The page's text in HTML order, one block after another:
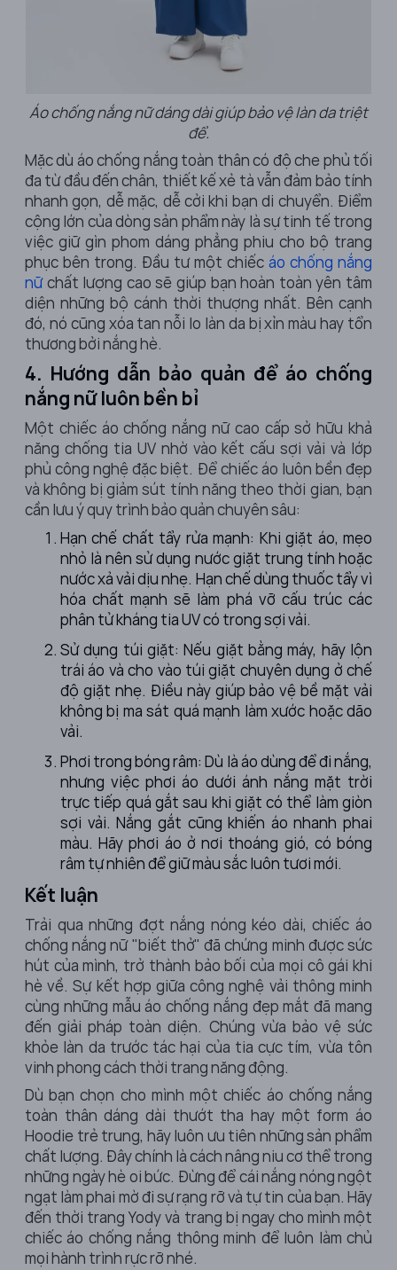
Áo chống nắng nữ dáng dài giúp bảo vệ làn da triệt
để.
Mặc dù áo chống nắng toàn thâncó độ che phủ tối
đa từ đầu đến chân, thiết kế xẻ tà vẫn đảm bảo tính
nhanh gọn, dễ mặc, dễ cởi khi bạn di chuyển. Điểm
cộng lớn của dòng sản phẩm này là sự tinh tế trong
việc giữ gìn phom dáng phẳng phiu cho bộ trang
phục bên trong. Đầu tư một chiếc áo chống nắng
nữchất lượng cao sẽ giúp bạn hoàn toàn yên tâm
diện những bộ cánh thời thượng nhất. Bên cạnh
đó, nó cũng xóa tan nỗi lo làn da bị xỉn màu hay tổn
thương bởi nắng hè.
4. Hướng dẫn bảo quản để áo chống
nắng nữ luôn bền bỉ
Một chiếc áo chống nắng nữcao cấp sở hữu khả
năng chống tia UV nhờ vào kết cấu sợi vải và lớp
phủ công nghệ đặc biệt. Để chiếc áo luôn bền đẹp
và không bị giảm sút tính năng theo thời gian, bạn
cần lưu ý quy trình bảo quản chuyên sâu:
Hạn chế chất tẩy rửa mạnh: Khi giặt áo, mẹo
nhỏ là nên sử dụng nước giặt trung tính hoặc
nước xả vải dịu nhẹ. Hạn chế dùng thuốc tẩy vì
hóa chất mạnh sẽ làm phá vỡ cấu trúc các
phân tử kháng tia UV có trong sợi vải.
Sử dụng túi giặt: Nếu giặt bằng máy, hãy lộn
trái áo và cho vào túi giặt chuyên dụng ở chế
độ giặt nhẹ. Điều này giúp bảo vệ bề mặt vải
không bị ma sát quá mạnh làm xước hoặc dão
vải.
Phơi trong bóng râm: Dù là áo dùng để đi nắng,
nhưng việc phơi áo dưới ánh nắng mặt trời
trực tiếp quá gắt sau khi giặt có thể làm giòn
sợi vải. Nắng gắt cũng khiến áo nhanh phai
màu. Hãy phơi áo ở nơi thoáng gió, có bóng
râm tự nhiên để giữ màu sắc luôn tươi mới.
Kết luận
Trải qua những đợt nắng nóng kéo dài, chiếc áo
chống nắng nữ "biết thở" đã chứng minh được sức
hút của mình, trở thành bảo bối của mọi cô gái khi
hè về. Sự kết hợp giữa công nghệ vải thông minh
cùng những mẫu áo chống nắng đẹp mắt đã mang
đến giải pháp toàn diện. Chúng vừa bảo vệ sức
khỏe làn da trước tác hại của tia cực tím, vừa tôn
vinh phong cách thời trang năng động.
Dù bạn chọn cho mình một chiếc áo chống nắng
toàn thân dáng dài thướt tha hay một form áo
Hoodie trẻ trung, hãy luôn ưu tiên những sản phẩm
chất lượng. Đây chính là cách nâng niu cơ thể trong
những ngày hè oi bức. Đừng để cái nắng nóng ngột
ngạt làm phai mờ đi sự rạng rỡ và tự tin của bạn. Hãy
đến thời trang Yody và trang bị ngay cho mình một
chiếc áo chống nắng thông minh để luôn làm chủ
mọi hành trình rực rỡ nhé.